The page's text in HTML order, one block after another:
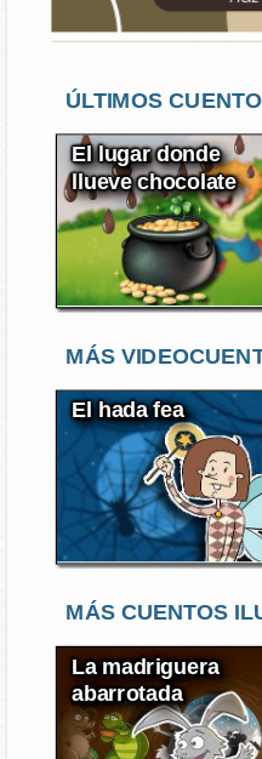
ÚLTIMOS
El lugar donde
llueve chocolate
MÁS
El hada fea
MÁS CUENTOS
La madriguera
abarrotada